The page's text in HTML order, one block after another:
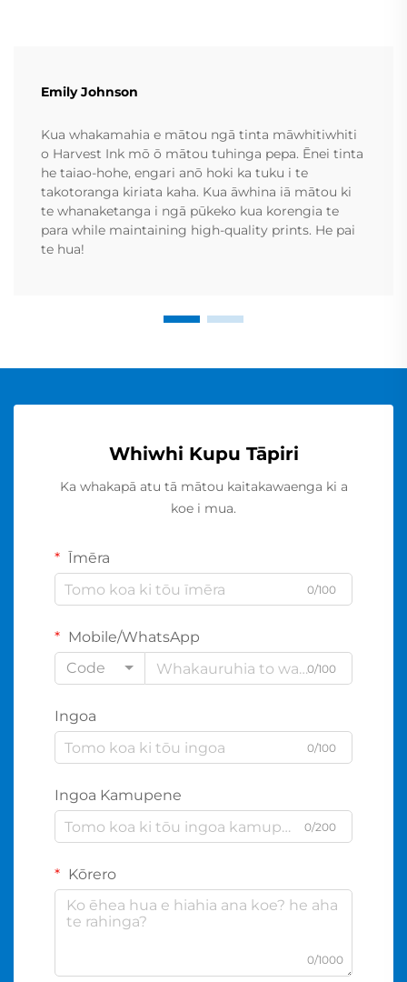
Emily Johnson
Kua whakamahia e mātou ngā tinta māwhitiwhiti
o Harvest Ink mō ō mātou tuhinga pepa. Ēnei tinta
he taiao-hohe, engari anō hoki ka tuku i te
takotoranga kiriata kaha. Kua āwhina iā mātou ki
te whanaketanga i ngā pūkeko kua korengia te
para while maintaining high-quality prints. He pai
te hua!
Whiwhi Kupu Tāpiri
Ka whakapā atu tā mātou kaitakawaenga ki a
koe i mua.
Īmēra
0/100
Mobile/WhatsApp
Code
0/100
Ingoa
0/100
Ingoa Kamupene
0/200
Kōrero
0/1000